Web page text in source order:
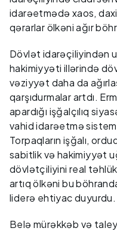
idarəetmədə xaos,
qərarlar ölkəni ağır
Dövlət idarəçiliyindən
hakimiyyəti illərində
vəziyyət daha da
qarşıdurmalar artdı.
apardığı işğalçılıq
vahid idarəetmə
Torpaqların işğalı,
sabitlik və hakimiyyət
dövlətçiliyini real
artıq ölkəni bu
liderə ehtiyac duyurdu.
Belə mürəkkəb və